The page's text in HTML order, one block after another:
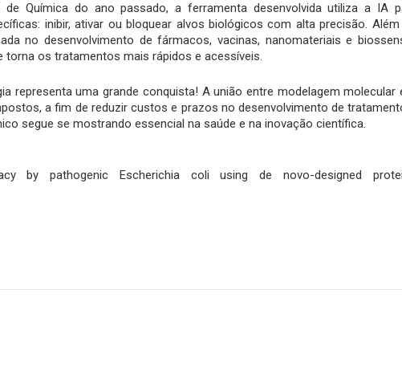
Química do ano passado, a ferramenta desenvolvida utiliza a IA
inibir, ativar ou bloquear alvos biológicos com alta precisão.
no desenvolvimento de fármacos, vacinas, nanomateriais e
torna os tratamentos mais rápidos e acessíveis.
representa uma grande conquista! A união entre modelagem molecular
a fim de reduzir custos e prazos no desenvolvimento de
segue se mostrando essencial na saúde e na inovação científica.
by pathogenic Escherichia coli using de novo-designed